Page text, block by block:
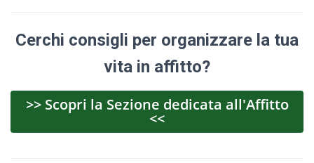
Cerchi consigli per organizzare la tua
vita in affitto?
>> Scopri la Sezione dedicata all'Affitto
<<